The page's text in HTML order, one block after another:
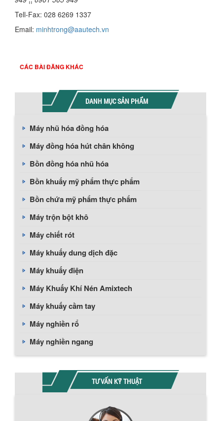
Tell-Fax: 028 6269 1337
Email: minhtrong@aautech.vn
CÁC BÀI ĐĂNG KHÁC
DANH MỤC SẢN PHẨM
Máy nhũ hóa đồng hóa
Máy đồng hóa hút chân không
Bồn đồng hóa nhũ hóa
Bồn khuấy mỹ phẩm thực phẩm
Bồn chứa mỹ phẩm thực phẩm
Máy trộn bột khô
Máy chiết rót
Máy khuấy dung dịch đặc
Máy khuấy điện
Máy Khuấy Khí Nén Amixtech
Máy khuấy cầm tay
Máy nghiền rổ
Máy nghiền ngang
TƯ VẤN KỸ THUẬT